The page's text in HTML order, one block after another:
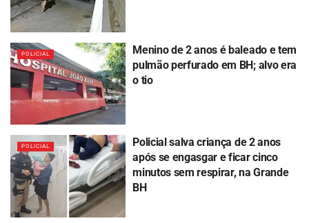
POLICIAL
Menino de 2 anos é baleado e tem
pulmão perfurado em BH; alvo era
o tio
POLICIAL
Policial salva criança de 2 anos
após se engasgar e ficar cinco
minutos sem respirar, na Grande
BH